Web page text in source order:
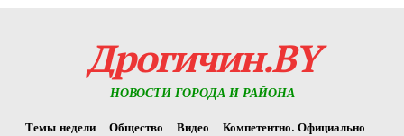
Дрогичин.BY
НОВОСТИ ГОРОДА И РАЙОНА
Темы недели Общество Видео
Компетентно. Официально